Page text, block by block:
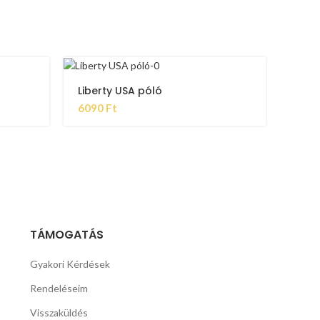
Liberty USA póló
6090 Ft
TÁMOGATÁS
Gyakori Kérdések
Rendeléseim
Visszaküldés